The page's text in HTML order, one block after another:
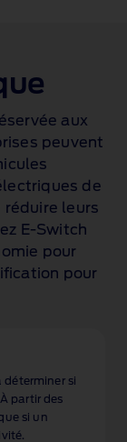
aux
peuvent
de
leurs
E‑Switch
pour
pour
déterminer si
partir des
si un